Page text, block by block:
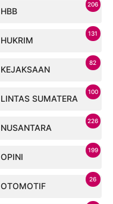
HBB
206
HUKRIM
131
KEJAKSAAN
82
LINTAS SUMATERA
100
NUSANTARA
226
OPINI
199
OTOMOTIF
26